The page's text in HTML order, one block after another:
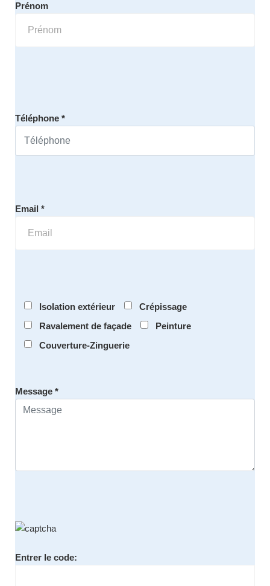
Prénom
Téléphone *
Email *
Isolation extérieur
Crépissage
Ravalement de façade
Peinture
Couverture-Zinguerie
Message *
Entrer le code: